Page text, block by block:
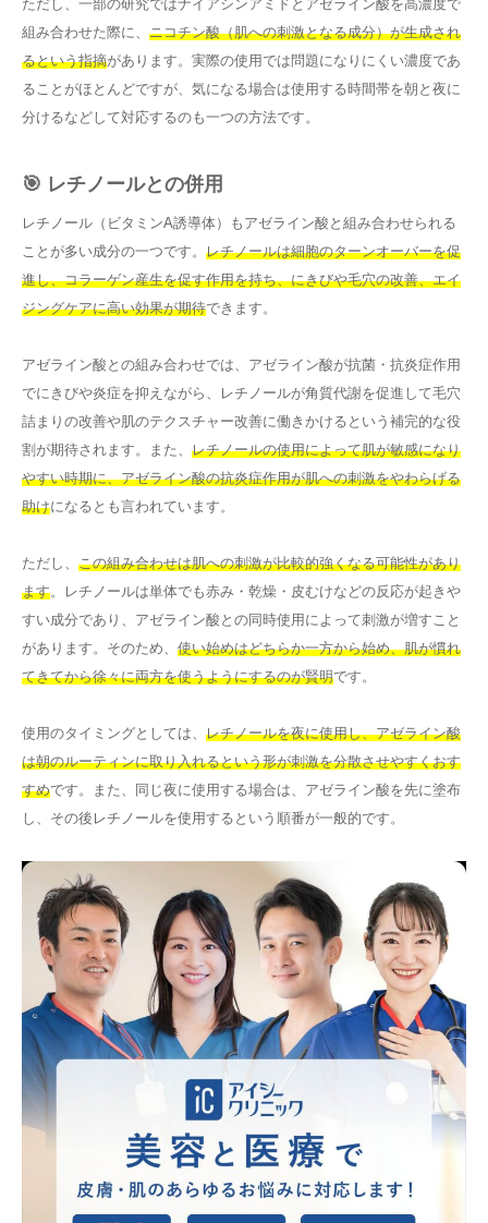
ただし、一部の研究ではナイアシンアミドとアゼライン酸を高濃度で
組み合わせた際に、 ニコチン酸（肌への刺激となる成分）が生成され
るという指摘があります。実際の使用では問題になりにくい濃度であ
ることがほとんどですが、気になる場合は使用する時間帯を朝と夜に
分けるなどして対応するのも一つの方法です。
🎯 レチノールとの併用
レチノール（ビタミンA誘導体）もアゼライン酸と組み合わせられる
ことが多い成分の一つです。 レチノールは細胞のターンオーバーを促
進し、コラーゲン産生を促す作用を持ち、にきびや毛穴の改善、エイ
ジングケアに高い効果が期待できます。
アゼライン酸との組み合わせでは、アゼライン酸が抗菌・抗炎症作用
でにきびや炎症を抑えながら、レチノールが角質代謝を促進して毛穴
詰まりの改善や肌のテクスチャー改善に働きかけるという補完的な役
割が期待されます。また、 レチノールの使用によって肌が敏感になり
やすい時期に、アゼライン酸の抗炎症作用が肌への刺激をやわらげる
助けになるとも言われています。
ただし、 この組み合わせは肌への刺激が比較的強くなる可能性があり
ます。レチノールは単体でも赤み・乾燥・皮むけなどの反応が起きや
すい成分であり、アゼライン酸との同時使用によって刺激が増すこと
があります。そのため、 使い始めはどちらか一方から始め、肌が慣れ
てきてから徐々に両方を使うようにするのが賢明です。
使用のタイミングとしては、 レチノールを夜に使用し、アゼライン酸
は朝のルーティンに取り入れるという形が刺激を分散させやすくおす
すめです。また、同じ夜に使用する場合は、アゼライン酸を先に塗布
し、その後レチノールを使用するという順番が一般的です。